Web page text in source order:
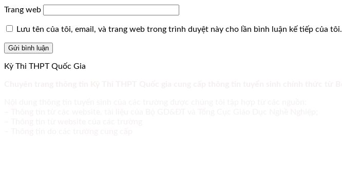
Trang web
Lưu tên của tôi, email, và trang web trong trình duyệt này cho lần bình luận kế tiếp của tôi.
Kỳ Thi THPT Quốc Gia